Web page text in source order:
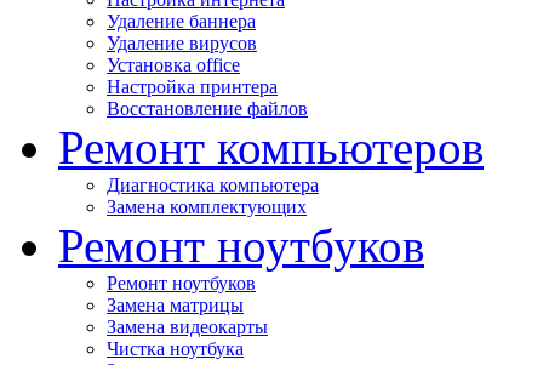
Удаление баннера
Удаление вирусов
Установка office
Настройка принтера
Восстановление файлов
Ремонт компьютеров
Диагностика компьютера
Замена комплектующих
Ремонт ноутбуков
Ремонт ноутбуков
Замена матрицы
Замена видеокарты
Чистка ноутбука